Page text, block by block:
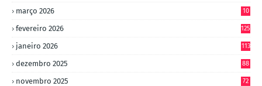
março 2026
10
fevereiro 2026 125
janeiro 2026 113
dezembro 2025 88
novembro 2025 72